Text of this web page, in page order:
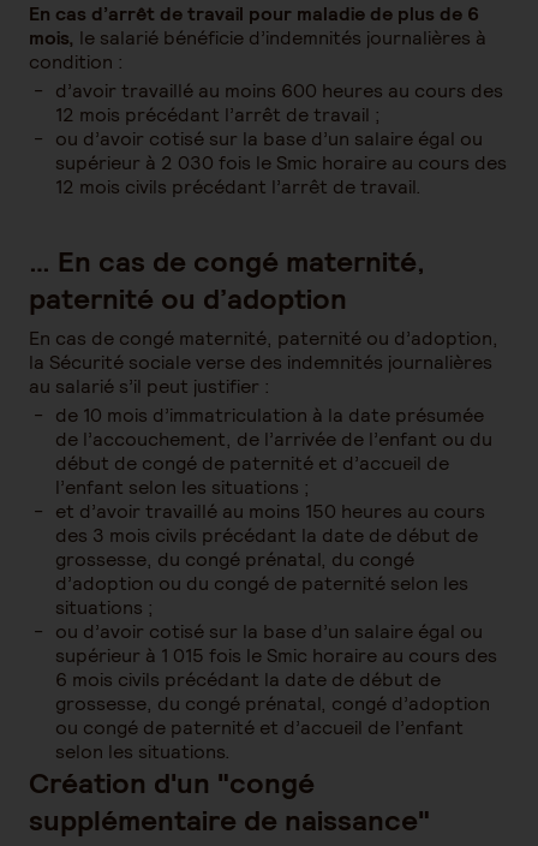
En cas d’arrêt de travail pour maladie de plus de 6
mois, le salarié bénéficie d’indemnités journalières à
condition :
d’avoir travaillé au moins 600 heures au cours des
12 mois précédant l’arrêt de travail ;
ou d’avoir cotisé sur la base d’un salaire égal ou
supérieur à 2 030 fois le Smic horaire au cours des
12 mois civils précédant l’arrêt de travail.
… En cas de congé maternité,
paternité ou d’adoption
En cas de congé maternité, paternité ou d’adoption,
la Sécurité sociale verse des indemnités journalières
au salarié s’il peut justifier :
de 10 mois d’immatriculation à la date présumée
de l’accouchement, de l’arrivée de l’enfant ou du
début de congé de paternité et d’accueil de
l’enfant selon les situations ;
et d’avoir travaillé au moins 150 heures au cours
des 3 mois civils précédant la date de début de
grossesse, du congé prénatal, du congé
d’adoption ou du congé de paternité selon les
situations ;
ou d’avoir cotisé sur la base d’un salaire égal ou
supérieur à 1 015 fois le Smic horaire au cours des
6 mois civils précédant la date de début de
grossesse, du congé prénatal, congé d’adoption
ou congé de paternité et d’accueil de l’enfant
selon les situations.
Création d'un "congé
supplémentaire de naissance"